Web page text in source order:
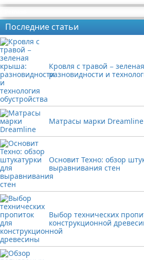
Последние статьи
Кровля с травой −
разновидности и
Матрасы марки Dreamline
Основит Техно: обзор
выравнивания стен
Выбор технических
конструкционной